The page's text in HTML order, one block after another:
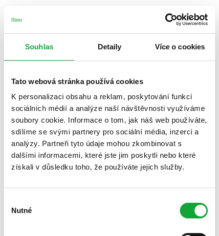
Souhlas Detaily Více o cookies
Tato webová stránka používá cookies
K personalizaci obsahu a reklam, poskytování funkcí
sociálních médií a analýze naší návštěvnosti využíváme
soubory cookie. Informace o tom, jak náš web používáte,
sdílíme se svými partnery pro sociální média, inzerci a
analýzy. Partneři tyto údaje mohou zkombinovat s
dalšími informacemi, které jste jim poskytli nebo které
získali v důsledku toho, že používáte jejich služby.
souhlasu
Nutné